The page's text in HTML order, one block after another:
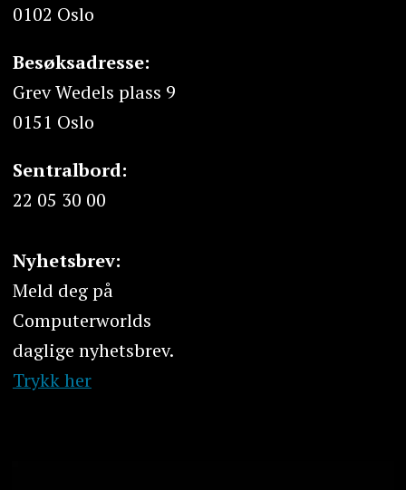
0102 Oslo
Besøksadresse:
Grev Wedels plass 9
0151 Oslo
Sentralbord:
22 05 30 00
Nyhetsbrev:
Meld deg på
Computerworlds
daglige nyhetsbrev.
Trykk her